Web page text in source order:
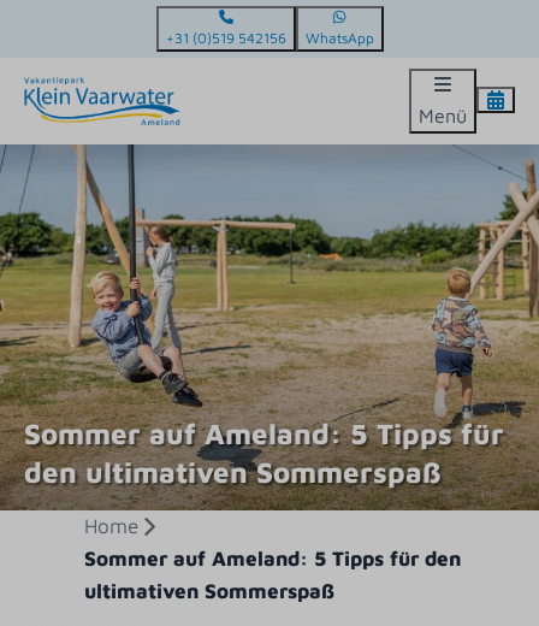
+31 (0)519 542156 WhatsApp
Menü
Sommer auf Ameland: 5 Tipps für
den ultimativen Sommerspaß
Home
Sommer auf Ameland: 5 Tipps für den
ultimativen Sommerspaß